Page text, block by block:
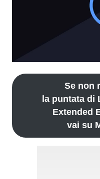
Se non
la puntata di
Extended
vai su